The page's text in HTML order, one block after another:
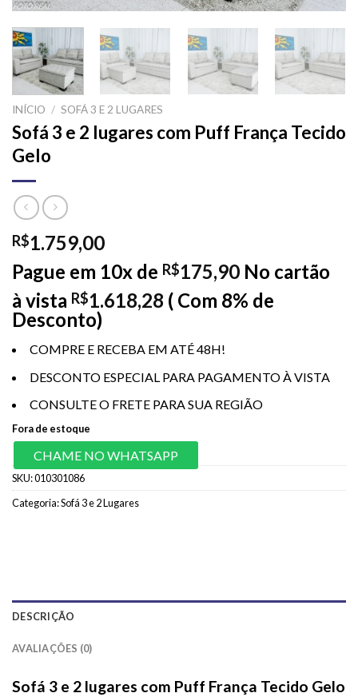
INÍCIO / SOFÁ 3 E 2 LUGARES
Sofá 3 e 2 lugares com Puff França Tecido
Gelo
R$1.759,00
Pague em 10x de R$175,90 No cartão
à vista R$1.618,28 ( Com 8% de
Desconto)
COMPRE E RECEBA EM ATÉ 48H!
DESCONTO ESPECIAL PARA PAGAMENTO À VISTA
CONSULTE O FRETE PARA SUA REGIÃO
Fora de estoque
CHAME NO WHATSAPP
SKU:010301086
Categoria:Sofá 3 e 2 Lugares
DESCRIÇÃO
AVALIAÇÕES (0)
Sofá 3 e 2 lugares com Puff França Tecido Gelo